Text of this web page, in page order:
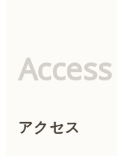
Access
アクセス